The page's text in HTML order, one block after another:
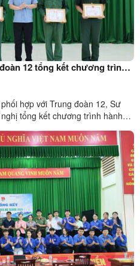
12 tổng kết chương trình
dân vận năm 2026
hợp với Trung đoàn 12, Sư
tổng kết chương trình hành
Đức Hiếu, Phó Chủ nhiệm
tá Trần Minh ...